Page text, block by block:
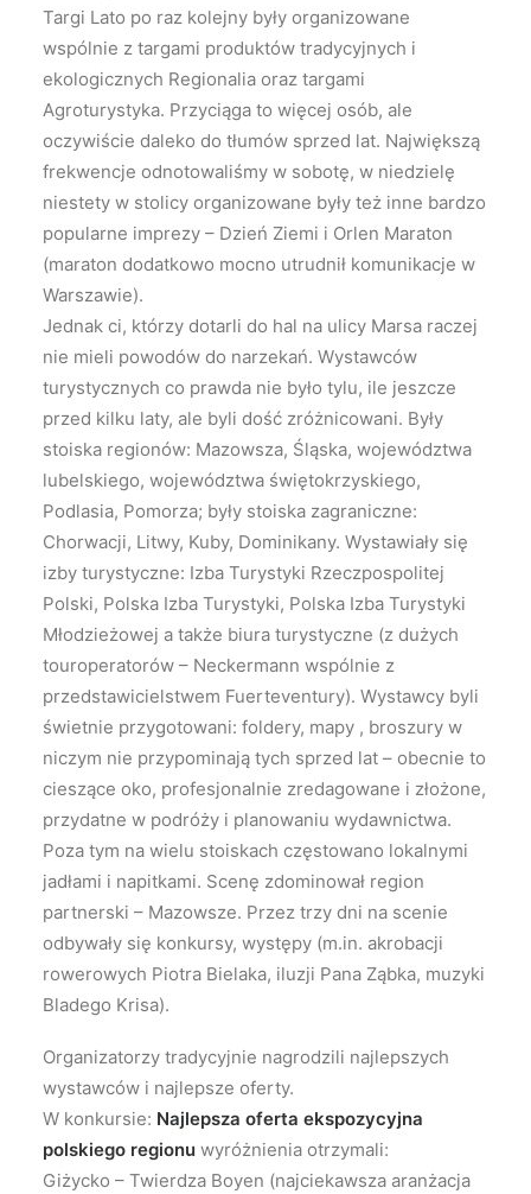
Targi Lato po raz kolejny były organizowane
wspólnie z targami produktów tradycyjnych i
ekologicznych Regionalia oraz targami
Agroturystyka. Przyciąga to więcej osób, ale
oczywiście daleko do tłumów sprzed lat. Największą
frekwencje odnotowaliśmy w sobotę, w niedzielę
niestety w stolicy organizowane były też inne bardzo
popularne imprezy – Dzień Ziemi i Orlen Maraton
(maraton dodatkowo mocno utrudnił komunikacje w
Warszawie).
Jednak ci, którzy dotarli do hal na ulicy Marsa raczej
nie mieli powodów do narzekań. Wystawców
turystycznych co prawda nie było tylu, ile jeszcze
przed kilku laty, ale byli dość zróżnicowani. Były
stoiska regionów: Mazowsza, Śląska, województwa
lubelskiego, województwa świętokrzyskiego,
Podlasia, Pomorza; były stoiska zagraniczne:
Chorwacji, Litwy, Kuby, Dominikany. Wystawiały się
izby turystyczne: Izba Turystyki Rzeczpospolitej
Polski, Polska Izba Turystyki, Polska Izba Turystyki
Młodzieżowej a także biura turystyczne (z dużych
touroperatorów – Neckermann wspólnie z
przedstawicielstwem Fuerteventury). Wystawcy byli
świetnie przygotowani: foldery, mapy , broszury w
niczym nie przypominają tych sprzed lat – obecnie to
cieszące oko, profesjonalnie zredagowane i złożone,
przydatne w podróży i planowaniu wydawnictwa.
Poza tym na wielu stoiskach częstowano lokalnymi
jadłami i napitkami. Scenę zdominował region
partnerski – Mazowsze. Przez trzy dni na scenie
odbywały się konkursy, występy (m.in. akrobacji
rowerowych Piotra Bielaka, iluzji Pana Ząbka, muzyki
Bladego Krisa).
Organizatorzy tradycyjnie nagrodzili najlepszych
wystawców i najlepsze oferty.
W konkursie: Najlepsza oferta ekspozycyjna
polskiego regionu wyróżnienia otrzymali:
Giżycko – Twierdza Boyen (najciekawsza aranżacja